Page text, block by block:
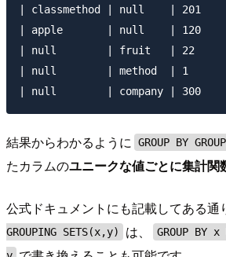
| classmethod | null    | 201
| apple       | null    | 120
| null        | fruit   | 22
| null        | method  | 1
結果からわかるように GROUP BY
たカラムのユニークな値ごとに集計関
公式ドキュメントにも記載してある通
GROUPING SETS(x,y)
は、
GROUP BY x